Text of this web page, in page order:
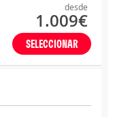
desde
1.009€
SELECCIONAR